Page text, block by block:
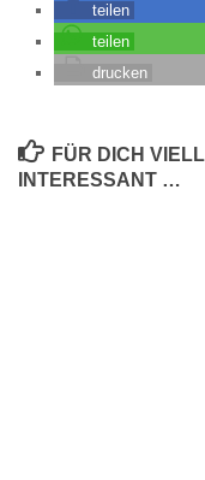
teilen
teilen
drucken
FÜR DICH
INTERESSANT …